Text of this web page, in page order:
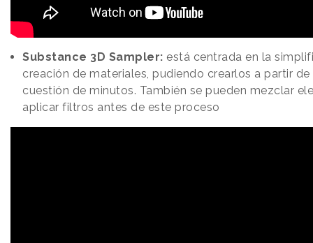
Substance 3D Sampler: está centrada en la
creación de materiales, pudiendo crearlos a partir
cuestión de minutos. También se pueden mezclar
aplicar filtros antes de este proceso